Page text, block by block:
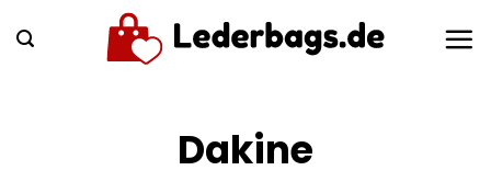
Inhalt
Dakine